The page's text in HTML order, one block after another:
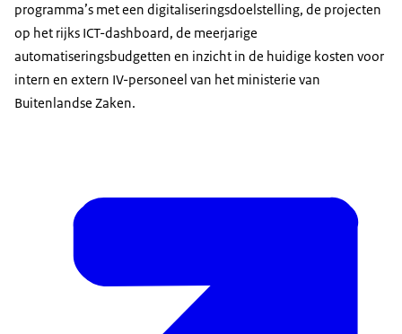
programma’s met een digitaliseringsdoelstelling, de projecten
op het rijks ICT-dashboard, de meerjarige
automatiseringsbudgetten en inzicht in de huidige kosten voor
intern en extern IV-personeel van het ministerie van
Buitenlandse Zaken.